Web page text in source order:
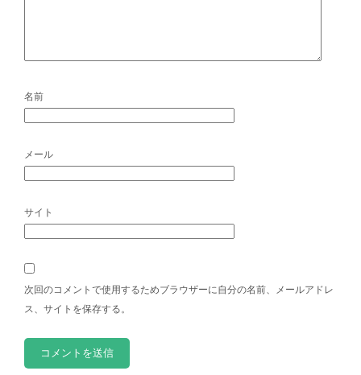
名前
メール
サイト
次回のコメントで使用するためブラウザーに自分の名前、メールアドレ
ス、サイトを保存する。